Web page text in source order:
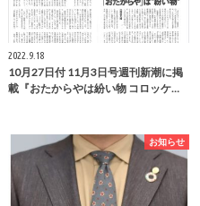
2022.9.18
10月27日付 11月3日号週刊新潮に掲
載『おたからやは紛い物 コロッケ…
お知らせ